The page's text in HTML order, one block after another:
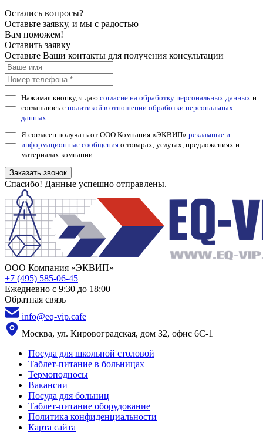
Остались вопросы?
Оставьте заявку, и мы с радостью
Вам поможем!
Оставить заявку
Оставьте Ваши контакты для получения консультации
Нажимая кнопку, я даю согласие на обработку персональных данных и
соглашаюсь с политикой в отношении обработки персональных
данных
Я согласен получать от ООО Компания «ЭКВИП» рекламные и
информационные сообщения о товарах, услугах, предложениях и
материалах компании.
Заказать звонок
Спасибо! Данные успешно отправлены.
ООО Компания «ЭКВИП»
+7 (495) 585-06-45
Ежедневно с 9:30 до 18:00
Обратная связь
info@eq-vip.cafe
Москва, ул. Кировоградская, дом 32, офис 6С-1
Посуда для школьной столовой
Таблет-питание в больницах
Термоподносы
Вакансии
Посуда для больниц
Таблет-питание оборудование
Политика конфиденциальности
Карта сайта